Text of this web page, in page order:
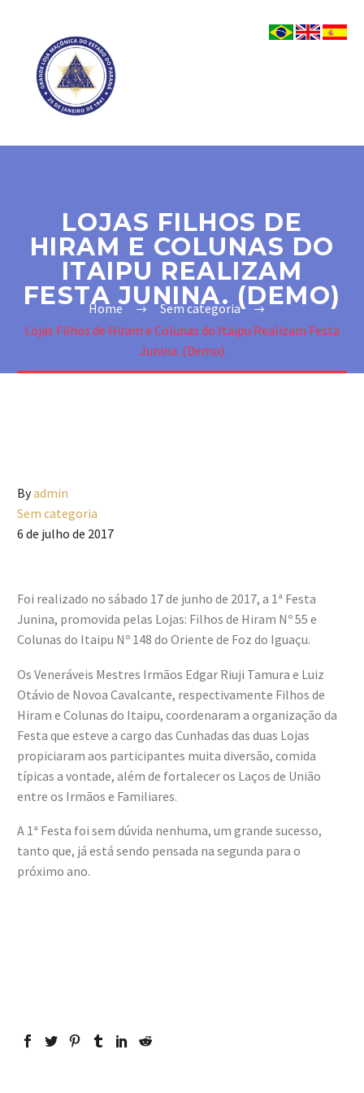
LOJAS FILHOS DE
HIRAM E COLUNAS DO
ITAIPU REALIZAM
FESTA JUNINA. (DEMO)
Home
Sem categoria
Lojas Filhos de Hiram e Colunas do Itaipu Realizam Festa
Junina. (Demo)
Byadmin
Sem categoria
6 de julho de 2017
Foi realizado no sábado 17 de junho de 2017, a 1ª Festa
Junina, promovida pelas Lojas: Filhos de Hiram Nº 55 e
Colunas do Itaipu Nº 148 do Oriente de Foz do Iguaçu.
Os Veneráveis Mestres Irmãos Edgar Riuji Tamura e Luiz
Otávio de Novoa Cavalcante, respectivamente Filhos de
Hiram e Colunas do Itaipu, coordenaram a organização da
Festa que esteve a cargo das Cunhadas das duas Lojas
propiciaram aos participantes muita diversão, comida
típicas a vontade, além de fortalecer os Laços de União
entre os Irmãos e Familiares.
A 1ª Festa foi sem dúvida nenhuma, um grande sucesso,
tanto que, já está sendo pensada na segunda para o
próximo ano.